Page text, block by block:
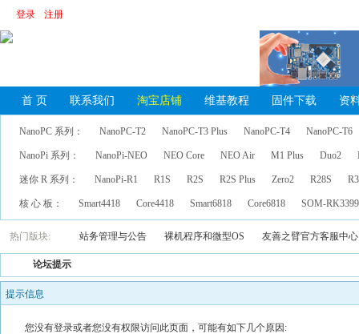
登录 注册
首 页 联系我们 淘宝店铺 维基教程 固件下载 资
NanoPC 系列： NanoPC-T2 NanoPC-T3 Plus NanoPC-T4 NanoPC-T6
NanoPi 系列： NanoPi-NEO NEO Core NEO Air M1 Plus Duo2
迷你 R 系列： NanoPi-R1 R1S R2S R2S Plus Zero2 R28S
核 心 板： Smart4418 Core4418 Smart6818 Core6818 SOM-
热门版块: 站务管理与公告 裸机程序和微型OS 友善之臂官方客服中心
论坛提示
提示信息
您没有登录或者您没有权限访问此页面，可能有如下几个原因: